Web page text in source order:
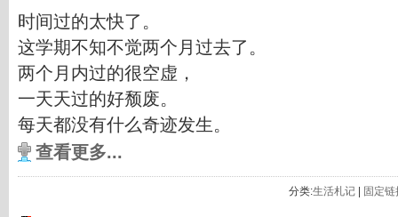
时间过的太快了。
这学期不知不觉两个月过去了。
两个月内过的很空虚，
一天天过的好颓废。
每天都没有什么奇迹发生。
查看更多...
分类:生活札记 固定链